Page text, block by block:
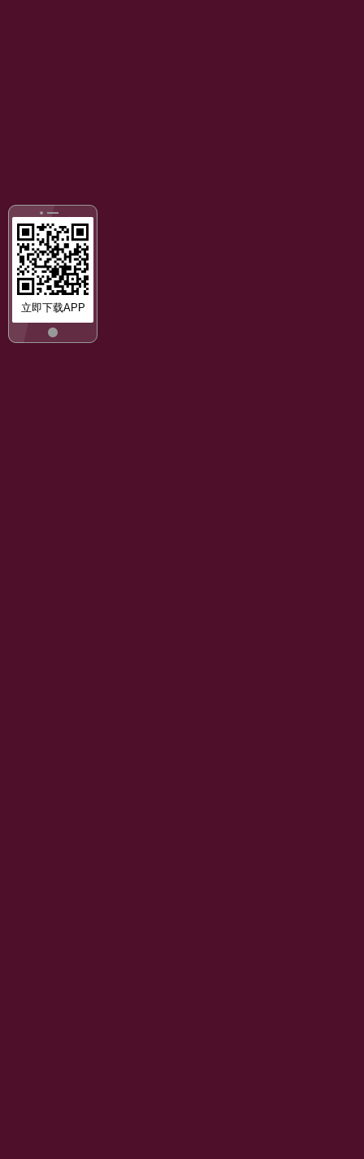
立即下载APP